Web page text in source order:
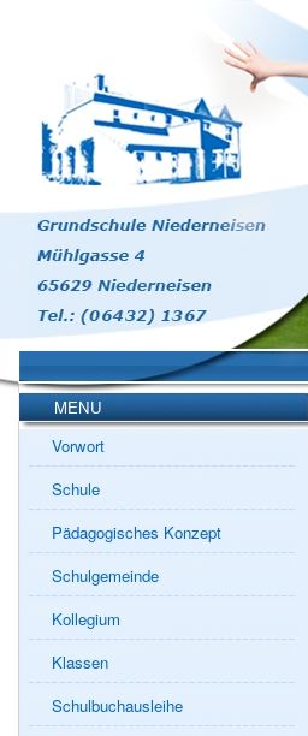
MENU
Vorwort
Schule
Pädagogisches Konzept
Schulgemeinde
Kollegium
Klassen
Schulbuchausleihe